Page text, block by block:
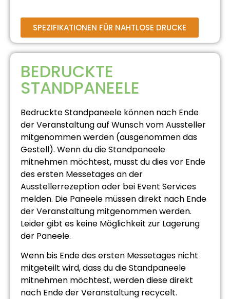
SPEZIFIKATIONEN FÜR NAHTLOSE DRUCKE
BEDRUCKTE
STANDPANEELE
Bedruckte Standpaneele können nach Ende
der Veranstaltung auf Wunsch vom Aussteller
mitgenommen werden (ausgenommen das
Gestell). Wenn du die Standpaneele
mitnehmen möchtest, musst du dies vor Ende
des ersten Messetages an der
Ausstellerrezeption oder bei Event Services
melden. Die Paneele müssen direkt nach Ende
der Veranstaltung mitgenommen werden.
Leider gibt es keine Möglichkeit zur Lagerung
der Paneele.
Wenn bis Ende des ersten Messetages nicht
mitgeteilt wird, dass du die Standpaneele
mitnehmen möchtest, werden diese direkt
nach Ende der Veranstaltung recycelt.